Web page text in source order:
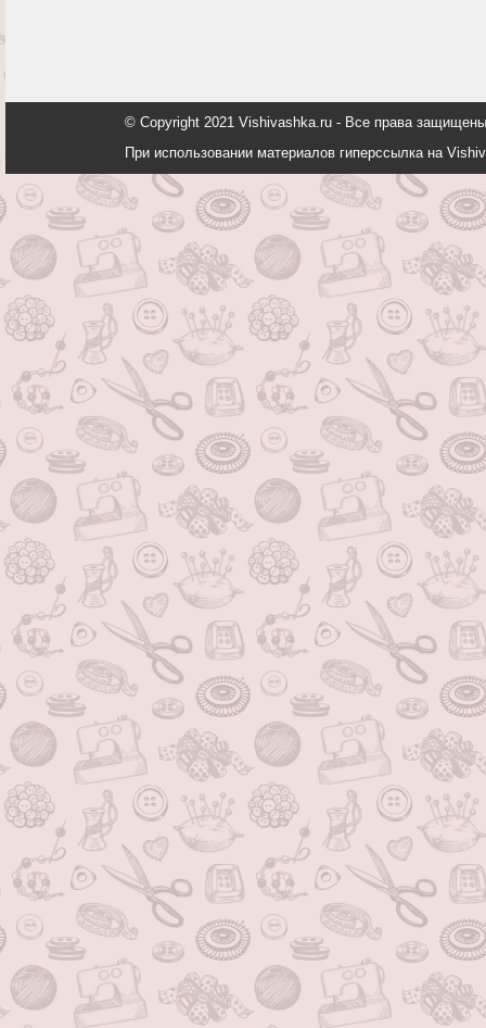
© Copyright 2021 Vishivashka.ru - Все права
При использовании материалов гиперссылка на